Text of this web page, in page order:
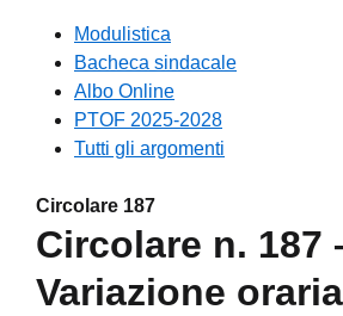
Modulistica
Bacheca sindacale
Albo Online
PTOF 2025-2028
Tutti gli argomenti
Circolare 187
Circolare n. 187
Variazione